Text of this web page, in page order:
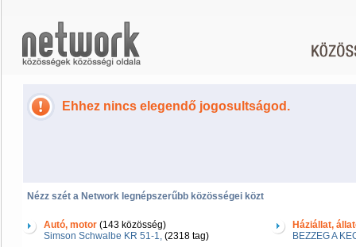
Ehhez nincs elegendő jogosultságod.
Nézz szét a Network legnépszerűbb közösségei közt
Autó, motor (143 közösség)
Simson Schwalbe KR 51-1, (2318 tag)
Háziállat,
BEZZEG A